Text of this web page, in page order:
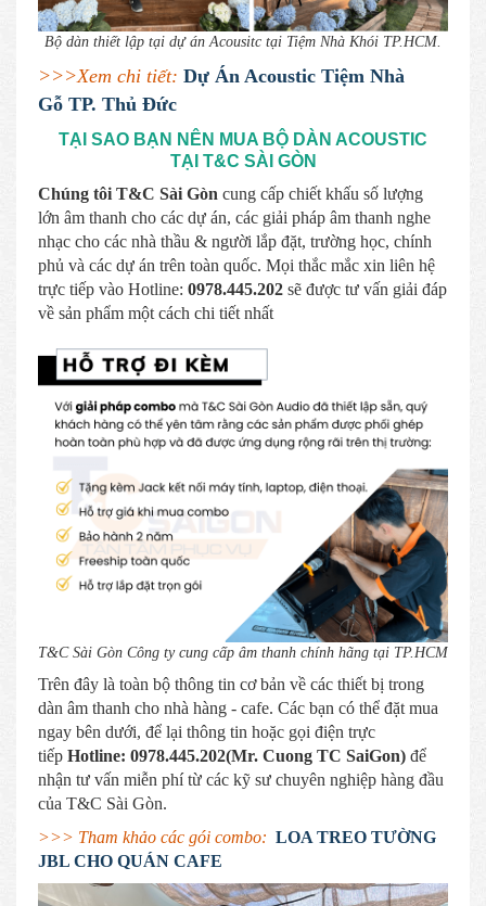
Bộ dàn thiết lập tại dự án Acousitc tại Tiệm Nhà Khói TP.HCM.
>>>Xem chi tiết: Dự Án Acoustic Tiệm Nhà
Gỗ TP. Thủ Đức
TẠI SAO BẠN NÊN MUA BỘ DÀN ACOUSTIC
TẠI T&C SÀI GÒN
Chúng tôi T&C Sài Gòn cung cấp chiết khấu số lượng
lớn âm thanh cho các dự án, các giải pháp âm thanh nghe
nhạc cho các nhà thầu & người lắp đặt, trường học, chính
phủ và các dự án trên toàn quốc. Mọi thắc mắc xin liên hệ
trực tiếp vào Hotline: 0978.445.202 sẽ được tư vấn giải đáp
về sản phẩm một cách chi tiết nhất
T&C Sài Gòn Công ty cung cấp âm thanh chính hãng tại TP.HCM
Trên đây là toàn bộ thông tin cơ bản về các thiết bị trong
dàn âm thanh cho nhà hàng - cafe. Các bạn có thể đặt mua
ngay bên dưới, để lại thông tin hoặc gọi điện trực
tiếp Hotline: 0978.445.202(Mr. Cuong TC SaiGon) để
nhận tư vấn miễn phí từ các kỹ sư chuyên nghiệp hàng đầu
của T&C Sài Gòn.
>>> Tham khảo các gói combo: LOA TREO TƯỜNG
JBL CHO QUÁN CAFE